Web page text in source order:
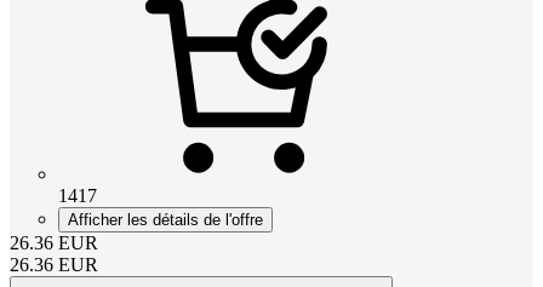
1417
Afficher les détails de l'offre
26.36 EUR
26.36 EUR